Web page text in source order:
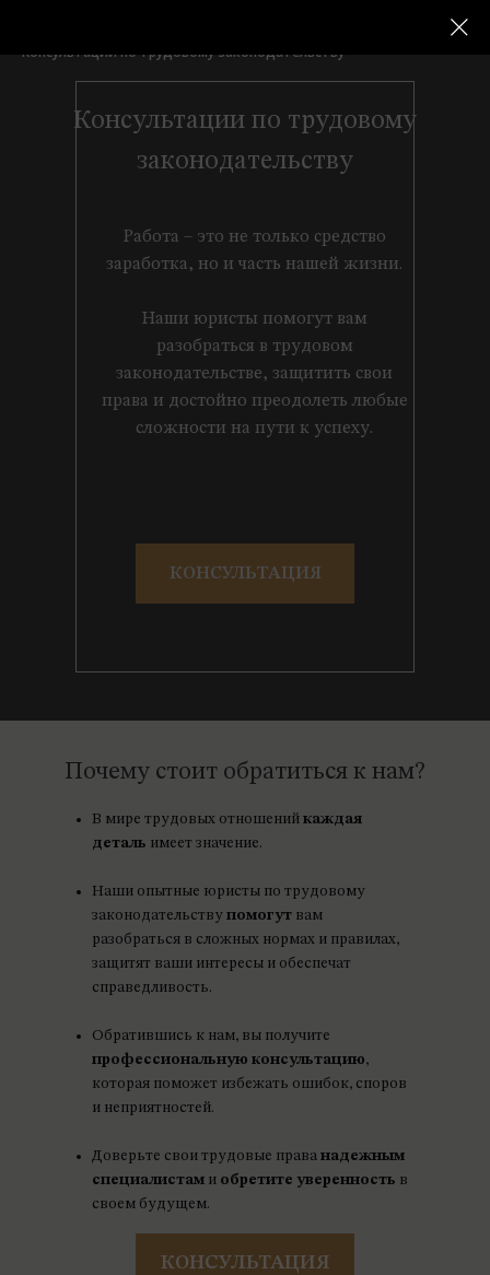
Консультации по трудовому законодательству
Работа – это не только средство
заработка, но и часть нашей жизни.
Наши юристы помогут вам
разобраться в трудовом
законодательстве, защитить свои
права и достойно преодолеть любые
сложности на пути к успеху.
Консультации по трудовому
законодательству
КОНСУЛЬТАЦИЯ
Почему стоит обратиться к нам?
КОНСУЛЬТАЦИЯ
В мире трудовых отношений каждая
деталь имеет значение.
Наши опытные юристы по трудовому
законодательству помогут вам
разобраться в сложных нормах и правилах,
защитят ваши интересы и обеспечат
справедливость.
Обратившись к нам, вы получите
профессиональную консультацию,
которая поможет избежать ошибок, споров
и неприятностей.
Доверьте свои трудовые права надежным
специалистам и обретите уверенность в
своем будущем.